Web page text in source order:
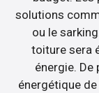
solutions
ou le
toiture sera
énergie. De
énergétique